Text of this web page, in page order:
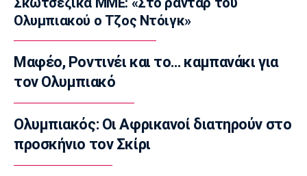
Επικαιρότητα
Καιρός: Υψηλές θερμοκρασίες σε όλη τη
χώρα
07:05
Γ Εθνική
Επανεκκίνηση στην Ηλιούπολη
Champions League
Μαφέο, Ροντινέι και το… καμπανάκι για τον
Ολυμπιακό
Ολυμπιακού ο Τζος Ντόιγκ»
Μαφέο, Ροντινέι και το… καμπανάκι για
τον Ολυμπιακό
Ολυμπιακός: Οι Αφρικανοί διατηρούν στο
προσκήνιο τον Σκίρι